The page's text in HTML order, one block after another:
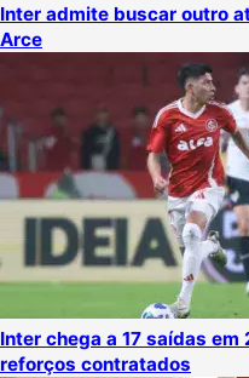
Inter admite buscar outro
Arce
Inter chega a 17 saídas
reforços contratados